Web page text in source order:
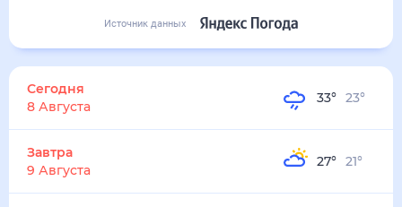
Источник данных
Сегодня
8 Августа
33° 23°
Завтра
9 Августа
27° 21°